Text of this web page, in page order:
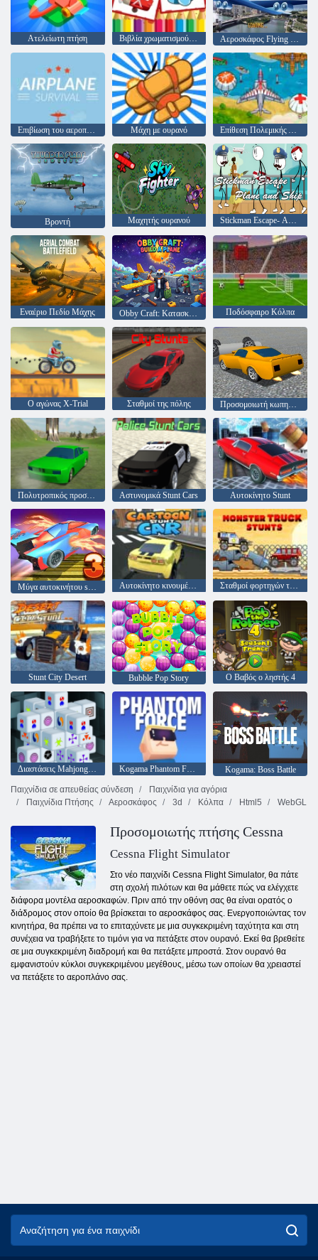
Ατελείωτη πτήση Βιβλία χρωματισμού αεροπλάνων Αεροσκάφος Flying προσομοιωτή
Επιβίωση του αεροπλάνου Μάχη με ουρανό Επίθεση Πολεμικής Αεροπορίας
Βροντή Μαχητής ουρανού Stickman Escape- Αεροπλάνο και πλοίο
Εναέριο Πεδίο Μάχης Obby Craft: Κατασκευάστε ένα αεροπλάνο Ποδόσφαιρο Κόλπα
Ο αγώνας X-Trial Σταθμοί της πόλης Προσομοιωτή κωπηλασίας
Πολυτροπικός προσομοιωτής κωπηλασίας Αστυνομικά Stunt Cars Αυτοκίνητο Stunt
Αυτοκίνητο κινουμένων σχεδίων Σταθμοί φορτηγών τέρας
Stunt City Desert Bubble Pop Story Ο Βαβός ο ληστής 4
Διαστάσεις Mahjong 15 λεπτά Kogama Phantom Force
Kogama: Boss Battle
Παιχνίδια σε απευθείας σύνδεση
Παιχνίδια για αγόρια
Παιχνίδια Πτήσης
Αεροσκάφος 3d Κόλπα Html5 WebGL
Προσομοιωτής πτήσης Cessna
Cessna Flight Simulator
Στο νέο παιχνίδι Cessna Flight Simulator, θα πάτε
στη σχολή πιλότων και θα μάθετε πώς να ελέγχετε
διάφορα μοντέλα αεροσκαφών. Πριν από την οθόνη σας θα είναι ορατός ο
διάδρομος στον οποίο θα βρίσκεται το αεροσκάφος σας. Ενεργοποιώντας τον
κινητήρα, θα πρέπει να το επιταχύνετε με μια συγκεκριμένη ταχύτητα και στη
συνέχεια να τραβήξετε το τιμόνι για να πετάξετε στον ουρανό. Εκεί θα βρεθείτε
σε μια συγκεκριμένη διαδρομή και θα πετάξετε μπροστά. Στον ουρανό θα
εμφανιστούν κύκλοι συγκεκριμένου μεγέθους, μέσω των οποίων θα χρειαστεί
να πετάξετε το αεροπλάνο σας.